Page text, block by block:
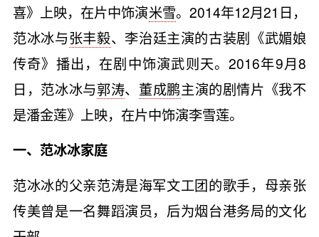
喜》上映，在片中饰演米雪。2014年12月21日，
范冰冰与张丰毅、李治廷主演的古装剧《武媚娘
传奇》播出，在剧中饰演武则天。2016年9月8
日，范冰冰与郭涛、 董成鹏主演的剧情片《我不
是潘金莲》上映，在片中饰演李雪莲。
一、范冰冰家庭
范冰冰的父亲范涛是海军文工团的歌手，母亲张
传美曾是一名舞蹈演员，后为烟台港务局的文化